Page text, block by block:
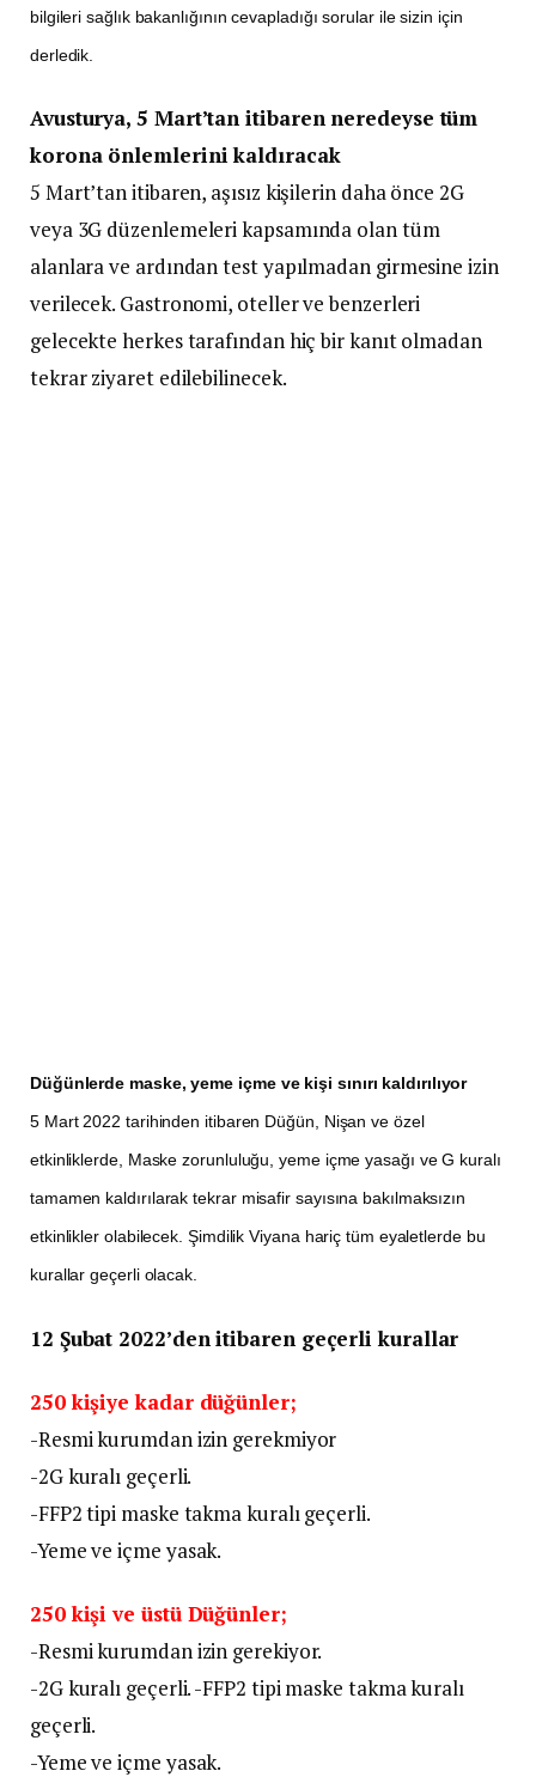
bilgileri sağlık bakanlığının cevapladığı sorular ile sizin için
derledik.
Avusturya, 5 Mart’tan itibaren neredeyse tüm
korona önlemlerini kaldıracak
5 Mart’tan itibaren, aşısız kişilerin daha önce 2G
veya 3G düzenlemeleri kapsamında olan tüm
alanlara ve ardından test yapılmadan girmesine izin
verilecek. Gastronomi, oteller ve benzerleri
gelecekte herkes tarafından hiç bir kanıt olmadan
tekrar ziyaret edilebilinecek.
Düğünlerde maske, yeme içme ve kişi sınırı kaldırılıyor
5 Mart 2022 tarihinden itibaren Düğün, Nişan ve özel
etkinliklerde, Maske zorunluluğu, yeme içme yasağı ve G kuralı
tamamen kaldırılarak tekrar misafir sayısına bakılmaksızın
etkinlikler olabilecek. Şimdilik Viyana hariç tüm eyaletlerde bu
kurallar geçerli olacak.
12 Şubat 2022’den itibaren geçerli kurallar
250 kişiye kadar düğünler;
-Resmi kurumdan izin gerekmiyor
-2G kuralı geçerli.
-FFP2 tipi maske takma kuralı geçerli.
-Yeme ve içme yasak.
250 kişi ve üstü Düğünler;
-Resmi kurumdan izin gerekiyor.
-2G kuralı geçerli. -FFP2 tipi maske takma kuralı
geçerli.
-Yeme ve içme yasak.